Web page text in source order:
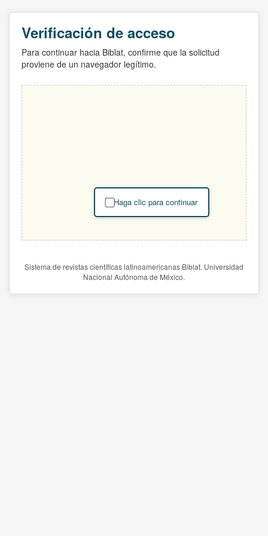
Verificación de acceso
Para continuar hacia Biblat, confirme que la solicitud
proviene de un navegador legítimo.
Haga clic para continuar
Sistema de revistas científicas latinoamericanas Biblat. Universidad
Nacional Autónoma de México.